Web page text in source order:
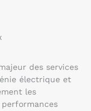
des services
électrique et
les